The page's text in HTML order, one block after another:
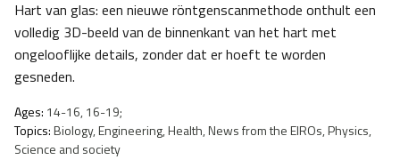
Hart van glas: een nieuwe röntgenscanmethode onthult een
volledig 3D-beeld van de binnenkant van het hart met
ongelooflijke details, zonder dat er hoeft te worden
gesneden.
Ages: 14-16, 16-19;
Topics:Biology, Engineering, Health, News from the EIROs, Physics,
Science and society